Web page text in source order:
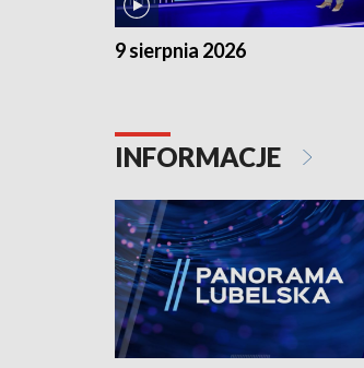
9 sierpnia 2026
INFORMACJE